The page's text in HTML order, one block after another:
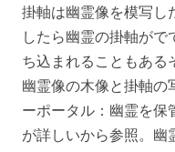
掛軸は幽霊像を模写し
したら幽霊の掛軸が
ち込まれることもある
幽霊像の木像と掛軸の
ーポータル：幽霊を保
が詳しいから参照。幽